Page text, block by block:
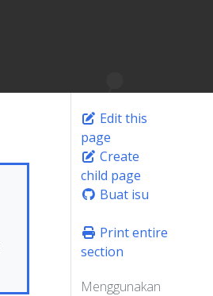
Edit this
page
Create
child page
Buat isu
Print entire
section
Menggunakan